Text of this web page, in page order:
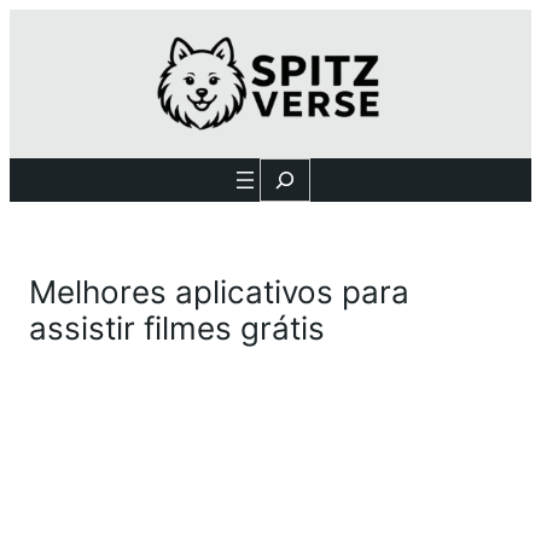
Search
Melhores aplicativos para
assistir filmes grátis